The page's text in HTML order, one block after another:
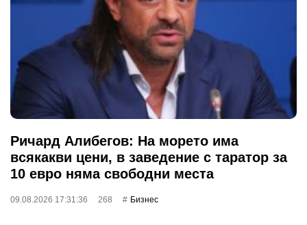
Ричард Алибегов: На морето има
всякакви цени, в заведение с таратор за
10 евро няма свободни места
09.08.2026 17:31:36 268 Бизнес